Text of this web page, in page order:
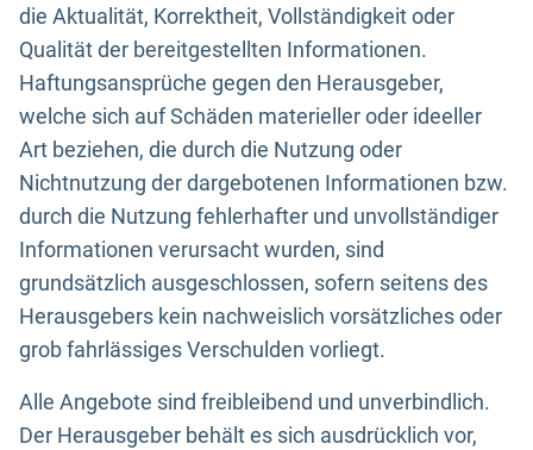
die Aktualität, Korrektheit, Vollständigkeit oder
Qualität der bereitgestellten Informationen.
Haftungsansprüche gegen den Herausgeber,
welche sich auf Schäden materieller oder ideeller
Art beziehen, die durch die Nutzung oder
Nichtnutzung der dargebotenen Informationen bzw.
durch die Nutzung fehlerhafter und unvollständiger
Informationen verursacht wurden, sind
grundsätzlich ausgeschlossen, sofern seitens des
Herausgebers kein nachweislich vorsätzliches oder
grob fahrlässiges Verschulden vorliegt.
Alle Angebote sind freibleibend und unverbindlich.
Der Herausgeber behält es sich ausdrücklich vor,